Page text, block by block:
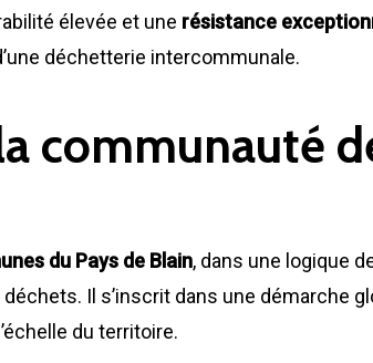
élevée et une résistance
déchetterie intercommunale.
communauté
du Pays de Blain, dans une logique
Il s’inscrit dans une démarche
du territoire.